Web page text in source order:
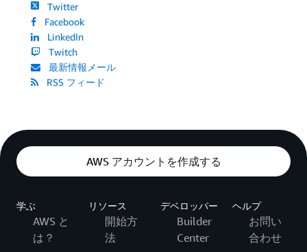
Twitter
Facebook
LinkedIn
Twitch
最新情報メール
RSS フィード
AWS アカウントを作成する
学ぶ
AWS と
は？
リソース
開始方
法
デベロッパー
Builder
Center
ヘルプ
お問い
合わせ